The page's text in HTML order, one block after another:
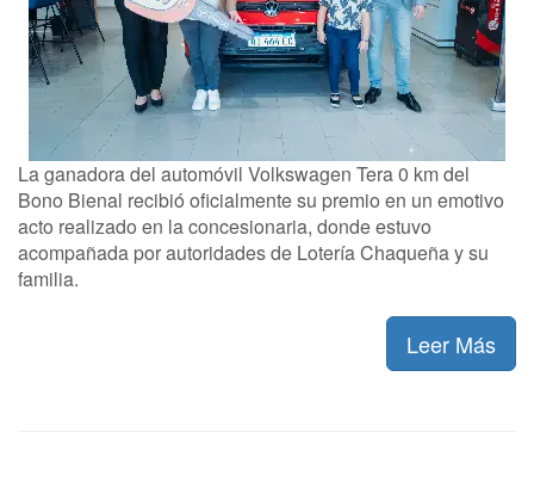
La ganadora del automóvil Volkswagen Tera 0 km del
Bono Bienal recibió oficialmente su premio en un emotivo
acto realizado en la concesionaria, donde estuvo
acompañada por autoridades de Lotería Chaqueña y su
familia.
Leer Más